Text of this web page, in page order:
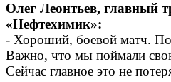
Олег Леонтьев, главный
«Нефтехимик»:
- Хороший, боевой матч.
Важно, что мы поймали
Сейчас главное это не